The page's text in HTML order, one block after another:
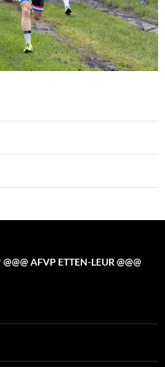
AFVP ETTEN-LEUR @@@